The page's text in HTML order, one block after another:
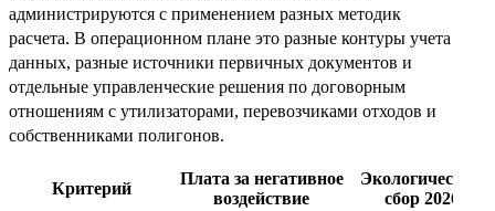
администрируются с применением разных методик
расчета. В операционном плане это разные контуры учета
данных, разные источники первичных документов и
отдельные управленческие решения по договорным
отношениям с утилизаторами, перевозчиками отходов и
собственниками полигонов.
Критерий
Плата за негативное
воздействие
Экологический
сбор 2026